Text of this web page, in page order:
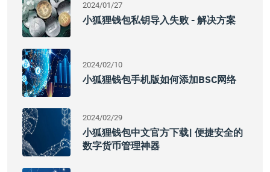
2024/01/27
小狐狸钱包私钥导入失败 - 解决方案
2024/02/10
小狐狸钱包手机版如何添加BSC网络
2024/02/29
小狐狸钱包中文官方下载| 便捷安全的
数字货币管理神器